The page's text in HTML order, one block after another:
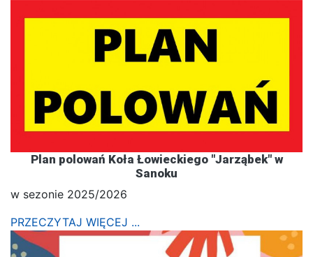
Plan polowań Koła Łowieckiego "Jarząbek" w
Sanoku
w sezonie 2025/2026
PRZECZYTAJ WIĘCEJ ...